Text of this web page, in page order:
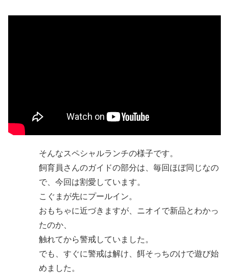
そんなスペシャルランチの様子です。
飼育員さんのガイドの部分は、毎回ほぼ同じなの
で、今回は割愛しています。
こぐまが先にプールイン。
おもちゃに近づきますが、ニオイで新品とわかっ
たのか、
触れてから警戒していました。
でも、すぐに警戒は解け、餌そっちのけで遊び始
めました。